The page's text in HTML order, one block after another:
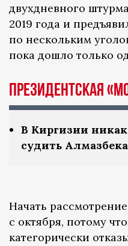
двухдневного
2019 года и
по нескольким
пока дошло только
Президентская
В Киргизии
судить
Начать
с октября, потому
категорически